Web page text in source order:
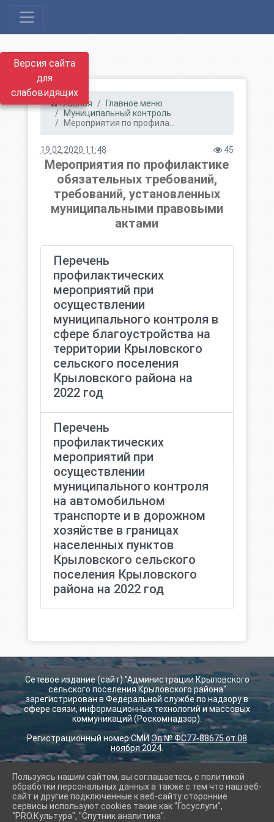
Версия сайта
для
слабовидящих
Главная
Главное меню
Муниципальный контроль
Мероприятия по профила...
19.02.2020 11:48 45
Мероприятия по профилактике
обязательных требований,
требований, установленных
муниципальными правовыми
актами
Перечень
профилактических
мероприятий при
осуществлении
муниципального контроля в
сфере благоустройства на
территории Крыловского
сельского поселения
Крыловского района на
2022 год
Перечень
профилактических
мероприятий при
осуществлении
муниципального контроля
на автомобильном
транспорте и в дорожном
хозяйстве в границах
населенных пунктов
Крыловского сельского
поселения Крыловского
района на 2022 год
Сетевое издание (сайт) "Администрации Крыловского
сельского поселения Крыловского района"
зарегистрирован в Федеральной службе по надзору в
сфере связи, информационных технологий и массовых
коммуникаций (Роскомнадзор).
Регистрационный номер СМИ Эл № ФС77-88675 от 08
ноября 2024
2026 г. krilovskay.ru
Вход
Карта сайта
Политика обработки персональных данных
Пользуясь нашим сайтом, вы соглашаетесь с политикой
обработки персональных данных а также с тем что наш веб-
сайт и другие подключенные к веб-сайту сторонние
сервисы используют cookies такие как "Госуслуги",
"PRO.Культура", "Спутник аналитика".